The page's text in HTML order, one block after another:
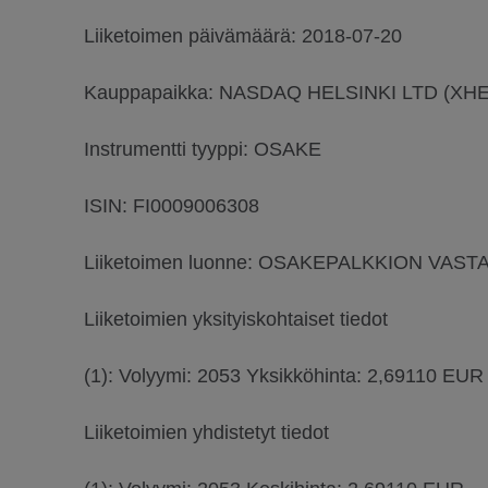
Liiketoimen päivämäärä: 2018-07-20
Kauppapaikka: NASDAQ HELSINKI LTD
Instrumentti tyyppi: OSAKE
ISIN: FI0009006308
Liiketoimen luonne: OSAKEPALKKION
Liiketoimien yksityiskohtaiset tiedot
(1): Volyymi: 2053 Yksikköhinta: 2,69110 EUR
Liiketoimien yhdistetyt tiedot